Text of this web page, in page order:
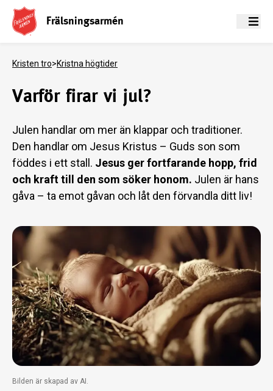
Frälsningsarmén Meny
Kristen tro>Kristna högtider
Varför firar vi jul?
Julen handlar om mer än klappar och traditioner.
Den handlar om Jesus Kristus – Guds son som
föddes i ett stall. Jesus ger fortfarande hopp, frid
och kraft till den som söker honom. Julen är hans
gåva – ta emot gåvan och låt den förvandla ditt liv!
Bilden är skapad av AI.